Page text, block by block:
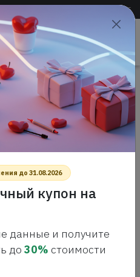
+7 (383) 288-54-55
DARK RUTHENIUM
1172/S BLACK
ОЧКИ
до 31.08.2026
купон на
данные и получите
до 30% стоимости